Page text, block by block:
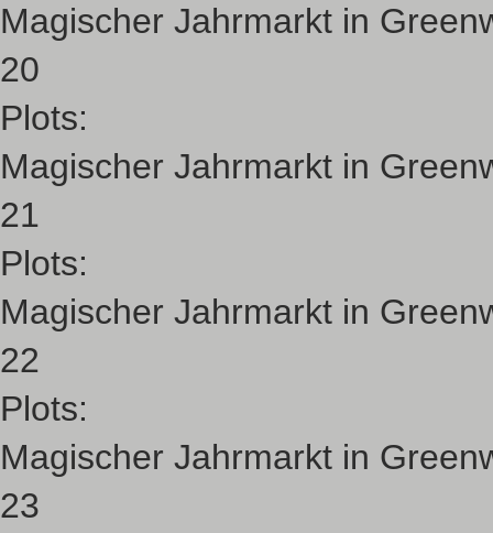
Magischer Jahrmarkt in
20
Plots:
Magischer Jahrmarkt in
21
Plots:
Magischer Jahrmarkt in
22
Plots:
Magischer Jahrmarkt in
23